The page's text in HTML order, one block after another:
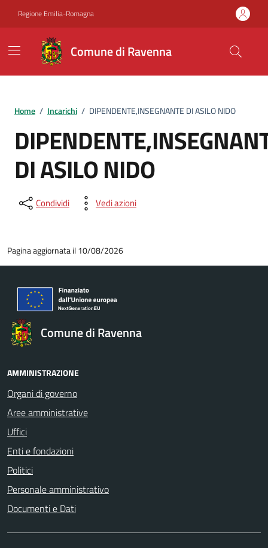
Regione Emilia-Romagna
Comune di Ravenna
Home / Incarichi / DIPENDENTE,INSEGNANTE DI ASILO NIDO
DI ASILO NIDO
Condividi Vedi azioni
Pagina aggiornata il 10/08/2026
Comune di Ravenna
AMMINISTRAZIONE
Organi di governo
Aree amministrative
Uffici
Enti e fondazioni
Politici
Personale amministrativo
Documenti e Dati